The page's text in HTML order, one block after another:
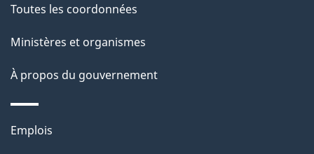
p
a
g
e
Toutes les coordonnées
Ministères et organismes
À propos du gouvernement
Thèmes
Emplois